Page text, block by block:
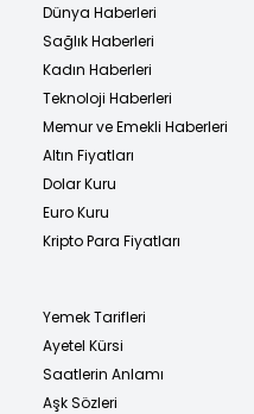
Dünya Haberleri
Sağlık Haberleri
Kadın Haberleri
Teknoloji Haberleri
Memur ve Emekli Haberleri
Altın Fiyatları
Dolar Kuru
Euro Kuru
Kripto Para Fiyatları
Yemek Tarifleri
Ayetel Kürsi
Saatlerin Anlamı
Aşk Sözleri